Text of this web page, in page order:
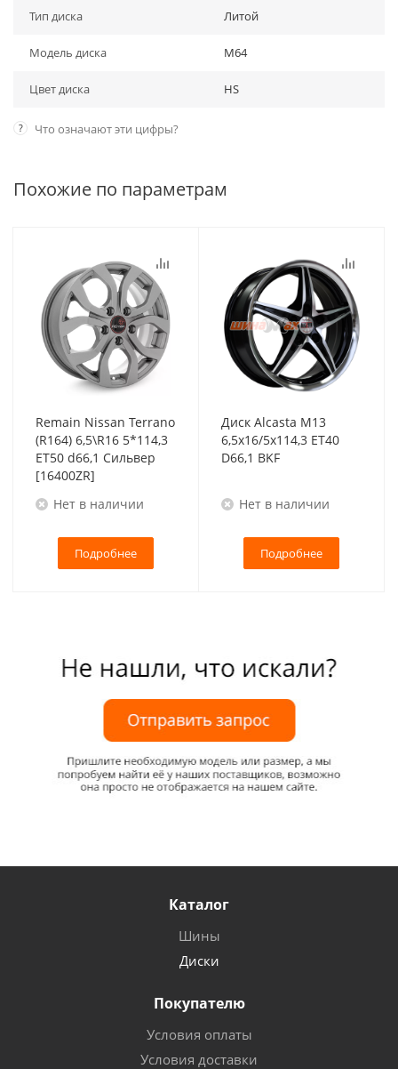
Тип диска Литой
Модель диска M64
Цвет диска HS
? Что означают эти цифры?
Похожие по параметрам
Remain Nissan Terrano
(R164) 6,5\R16 5*114,3
ET50 d66,1 Сильвер
[16400ZR]
Нет в наличии
Подробнее
Диск Alcasta M13
6,5x16/5x114,3 ET40
D66,1 BKF
Нет в наличии
Подробнее
Каталог
Шины
Диски
Покупателю
Условия оплаты
Условия доставки